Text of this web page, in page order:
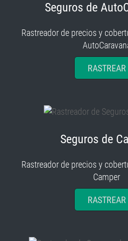
Seguros de
Rastreador de precios y
RASTREAR
Seguros de
Rastreador de precios y
Camper
RASTREAR